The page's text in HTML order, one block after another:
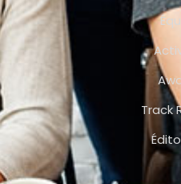
Track